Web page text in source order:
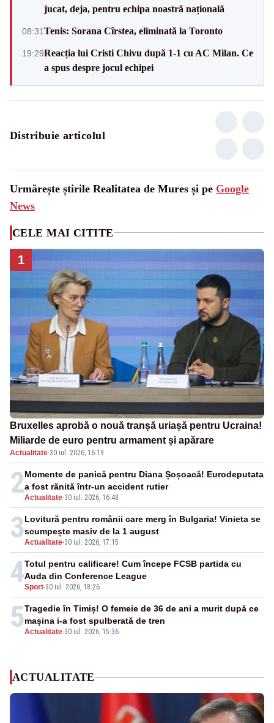
jucat, deja, pentru echipa noastră națională
08:31Tenis: Sorana Cîrstea, eliminată la Toronto
19:29Reacția lui Cristi Chivu după 1-1 cu AC Milan. Ce
a spus despre jocul echipei
Distribuie articolul
Urmărește știrile Realitatea de Mures și pe Google
News
CELE MAI CITITE
1
Bruxelles aprobă o nouă tranșă uriașă pentru Ucraina!
Miliarde de euro pentru armament și apărare
Actualitate·30 iul. 2026, 16:19
2Actualitate-30 iul. 2026, 16:48
Momente de panică pentru Diana Șoșoacă! Eurodeputata
a fost rănită într-un accident rutier
3Actualitate-30 iul. 2026, 17:15
Lovitură pentru românii care merg în Bulgaria! Vinieta se
scumpește masiv de la 1 august
4Sport-30 iul. 2026, 18:26
Totul pentru calificare! Cum începe FCSB partida cu
Auda din Conference League
5Actualitate-30 iul. 2026, 15:36
Tragedie în Timiș! O femeie de 36 de ani a murit după ce
mașina i-a fost spulberată de tren
ACTUALITATE